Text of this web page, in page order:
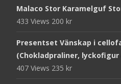
Malaco Stor Karamelguf
433 Views 200 kr
Presentset Vänskap i
(Chokladpraliner,
407 Views 235 kr